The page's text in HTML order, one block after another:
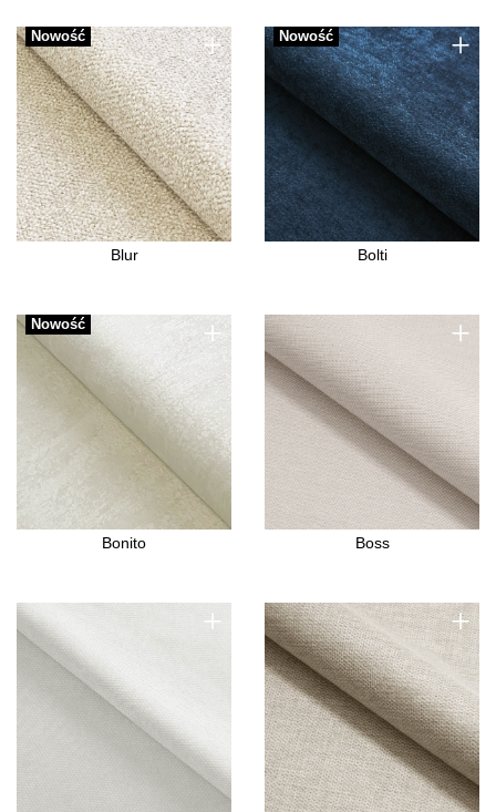
+
Nowość
Blur
+
Nowość
Bolti
+
Nowość
Bonito
+
Boss
+ +